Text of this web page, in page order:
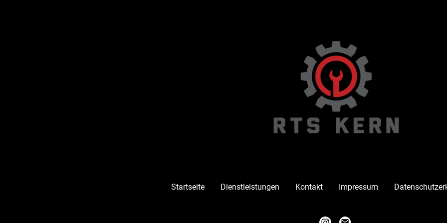
Startseite Dienstleistungen Kontakt Impressum